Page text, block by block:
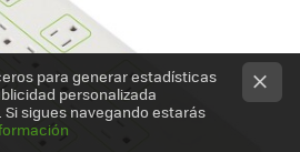
para generar estadísticas
personalizada
sigues navegando estarás